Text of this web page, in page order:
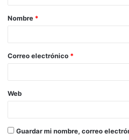
a
r
*
Nombre *
Correo electrónico *
Web
Guardar mi nombre, correo